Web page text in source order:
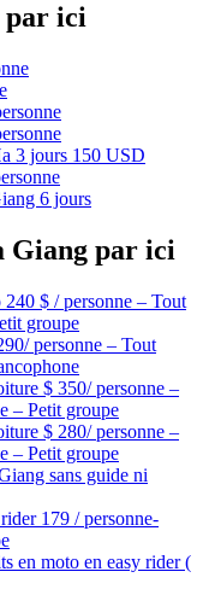
par ici
3 jours 150 USD
6 jours
Giang par ici
$ / personne – Tout
groupe
personne – Tout
$ 350/ personne –
– Petit groupe
$ 280/ personne –
– Petit groupe
sans guide ni
179 / personne-
en moto en easy rider (